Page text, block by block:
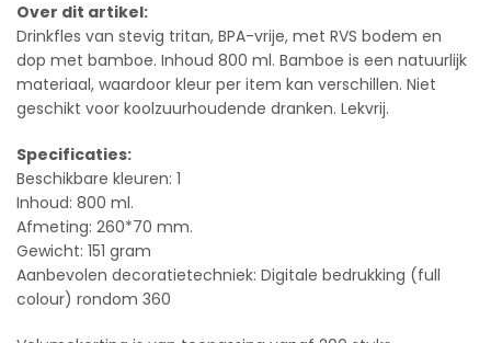
Over dit artikel:
Drinkfles van stevig tritan, BPA-vrije, met RVS bodem en
dop met bamboe. Inhoud 800 ml. Bamboe is een natuurlijk
materiaal, waardoor kleur per item kan verschillen. Niet
geschikt voor koolzuurhoudende dranken. Lekvrij.
Specificaties:
Beschikbare kleuren: 1
Inhoud: 800 ml.
Afmeting: 260*70 mm.
Gewicht: 151 gram
Aanbevolen decoratietechniek: Digitale bedrukking (full
colour) rondom 360